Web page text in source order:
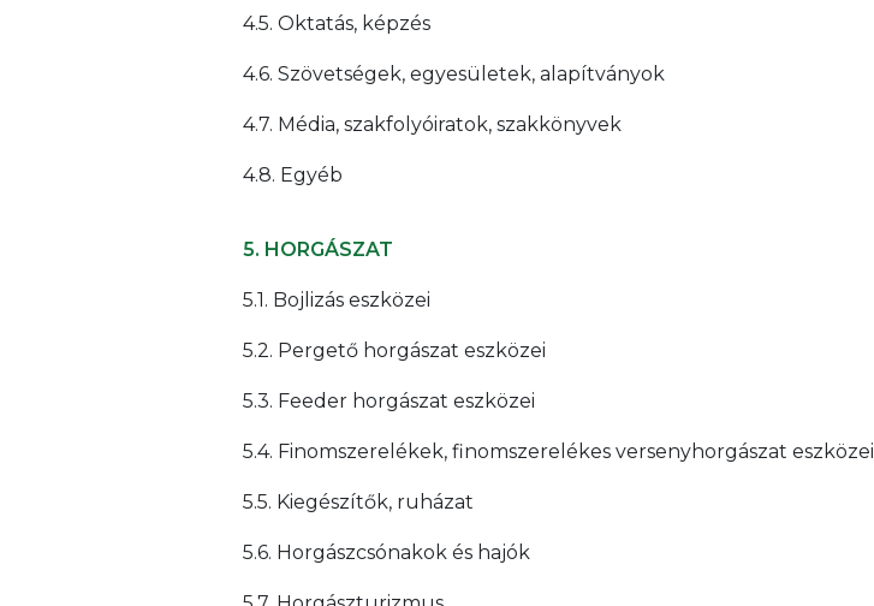
4.5. Oktatás, képzés
4.6. Szövetségek, egyesületek, alapítványok
4.7. Média, szakfolyóiratok, szakkönyvek
4.8. Egyéb
5. HORGÁSZAT
5.1. Bojlizás eszközei
5.2. Pergető horgászat eszközei
5.3. Feeder horgászat eszközei
5.4. Finomszerelékek, finomszerelékes versenyhorgászat eszközei
5.5. Kiegészítők, ruházat
5.6. Horgászcsónakok és hajók